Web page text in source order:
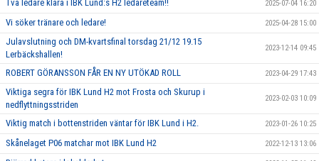
Två ledare klara i IBK Lund:s H2 ledareteam!! 2025-07-04 16:20
Vi söker tränare och ledare! 2025-04-28 15:00
Julavslutning och DM-kvartsfinal torsdag 21/12 19.15
Lerbäckshallen!
2023-12-14 09:45
ROBERT GÖRANSSON FÅR EN NY UTÖKAD ROLL 2023-04-29 17:43
Viktiga segra för IBK Lund H2 mot Frosta och Skurup i
nedflyttningsstriden
2023-02-03 10:09
Viktig match i bottenstriden väntar för IBK Lund i H2. 2023-01-26 10:25
Skånelaget P06 matchar mot IBK Lund H2 2022-12-13 13:06